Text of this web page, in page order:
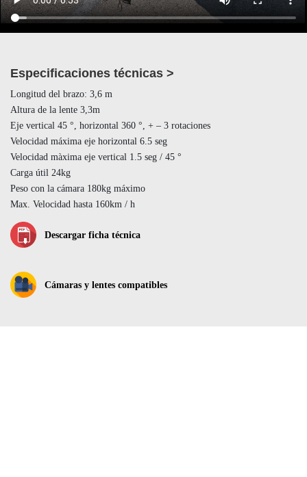
Especificaciones técnicas >
Longitud del brazo: 3,6 m
Altura de la lente 3,3m
Eje vertical 45 °, horizontal 360 °, + – 3 rotaciones
Velocidad máxima eje horizontal 6.5 seg
Velocidad màxima eje vertical 1.5 seg / 45 °
Carga útil 24kg
Peso con la cámara 180kg máximo
Max. Velocidad hasta 160km / h
Descargar ficha técnica
Cámaras y lentes compatibles